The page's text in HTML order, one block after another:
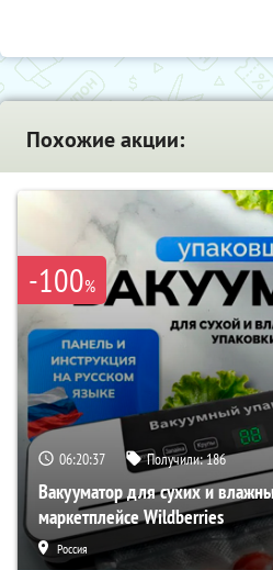
Похожие акции:
-100%
06:20:36 Получили:186
Вакууматор для сухих и
маркетплейсе Wildberries
Россия